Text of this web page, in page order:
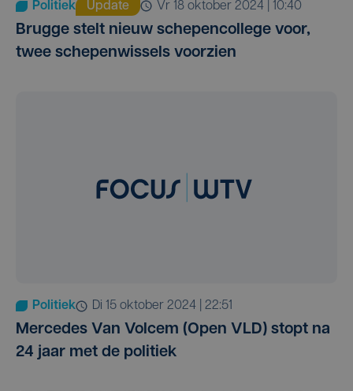
Politiek Update vr 18 oktober 2024 | 10:40
Brugge stelt nieuw schepencollege voor,
twee schepenwissels voorzien
Politiek di 15 oktober 2024 | 22:51
Mercedes Van Volcem (Open VLD) stopt na
24 jaar met de politiek